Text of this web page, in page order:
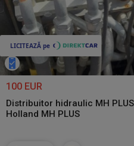
100 EUR
Distribuitor hidraulic MH
Holland MH PLUS